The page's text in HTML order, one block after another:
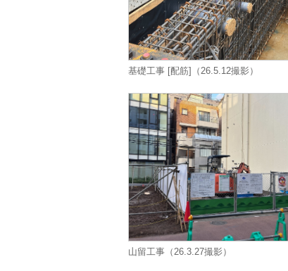
基礎工事 [配筋]（26.5.12撮影）
山留工事（26.3.27撮影）